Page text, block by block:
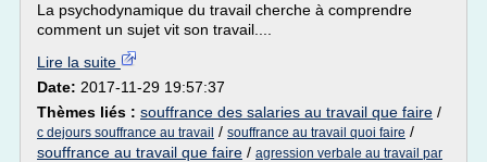
La psychodynamique du travail cherche à comprendre
comment un sujet vit son travail....
Lire la suite
Date: 2017-11-29 19:57:37
Thèmes liés : souffrance des salaries au travail que faire /
c dejours souffrance au travail / souffrance au travail quoi faire /
souffrance au travail que faire / agression verbale au travail par